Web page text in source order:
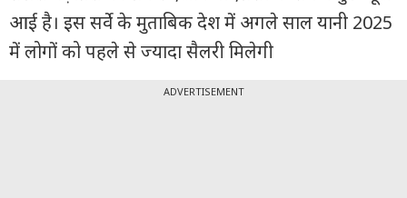
न्यूज
पर्सनल
फाइनेंस
आई है। इस सर्वे के मुताबिक देश में अगले साल यानी 2025
में लोगों को पहले से ज्यादा सैलरी मिलेगी
ADVERTISEMENT